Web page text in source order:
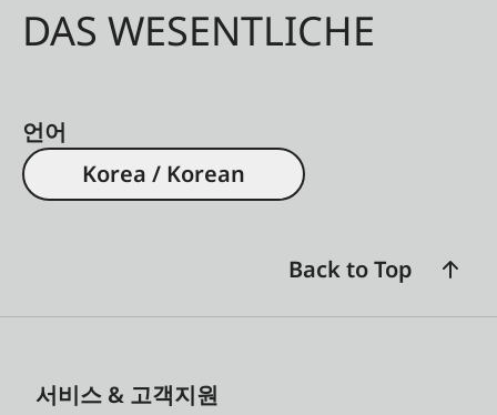
DAS WESENTLICHE
언어
Korea / Korean
Back to Top
서비스 & 고객지원